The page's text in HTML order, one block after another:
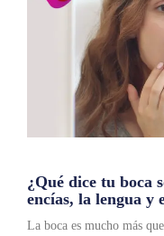
¿Qué dice tu boca
encías, la lengua y
La boca es mucho más